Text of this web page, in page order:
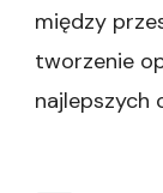
między
tworzenie
najlepszych